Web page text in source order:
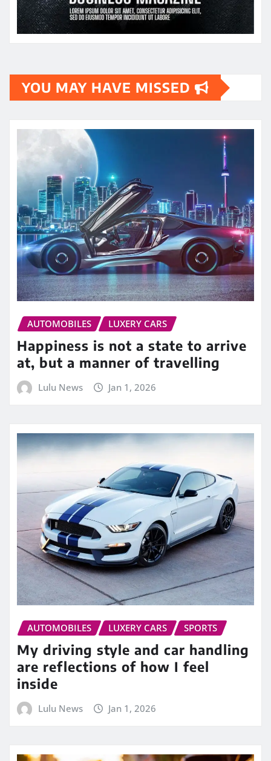
YOU MAY HAVE MISSED
AUTOMOBILES LUXERY CARS
Happiness is not a state to arrive
at, but a manner of travelling
Lulu News Jan 1, 2026
AUTOMOBILES LUXERY CARS SPORTS
My driving style and car handling
are reflections of how I feel
inside
Lulu News Jan 1, 2026